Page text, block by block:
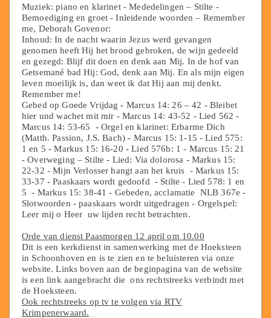
Muziek: piano en klarinet - Mededelingen – Stilte -
Bemoediging en groet - Inleidende woorden – Remember
me, Deborah Govenor:
Inhoud: In de nacht waarin Jezus werd gevangen
genomen heeft Hij het brood gebroken, de wijn gedeeld
en gezegd: Blijf dit doen en denk aan Mij. In de hof van
Getsemané bad Hij: God, denk aan Mij. En als mijn eigen
leven moeilijk is, dan weet ik dat Hij aan mij denkt.
Remember me!
Gebed op Goede Vrijdag - Marcus 14: 26 – 42 - Bleibet
hier und wachet mit mir - Marcus 14: 43-52 - Lied 562 -
Marcus 14: 53-65 - Orgel en klarinet: Erbarme Dich
(Matth. Passion, J.S. Bach) - Marcus 15: 1-15 - Lied 575:
1 en 5 - Markus 15: 16-20 - Lied 576b: 1 - Marcus 15: 21
- Overweging – Stilte - Lied: Via dolorosa - Markus 15:
22-32 - Mijn Verlosser hangt aan het kruis - Markus 15:
33-37 - Paaskaars wordt gedoofd - Stilte - Lied 578: 1 en
5 - Markus 15: 38-41 - Gebeden, acclamatie NLB 367e -
Slotwoorden - paaskaars wordt uitgedragen - Orgelspel:
Leer mij o Heer uw lijden recht betrachten.
Orde van dienst Paasmorgen 12 april om 10.00
Dit is een kerkdienst in samenwerking met de Hoeksteen
in Schoonhoven en is te zien en te beluisteren via onze
website. Links boven aan de beginpagina van de website
is een link aangebracht die ons rechtstreeks verbindt met
de Hoeksteen.
Ook rechtstreeks op tv te volgen via RTV
Krimpenerwaard.